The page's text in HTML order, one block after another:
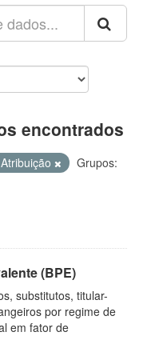
encontrados
Grupos:
(BPE)
substitutos, titular-
por regime de
em fator de